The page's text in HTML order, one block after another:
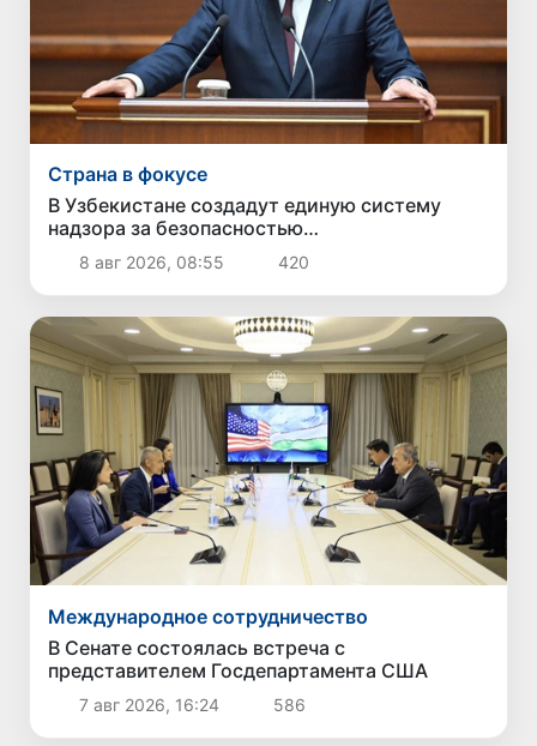
Страна в фокусе
В Узбекистане создадут единую систему
надзора за безопасностью
непродовольственных товаров
8 авг 2026, 08:55 420
Международное сотрудничество
В Сенате состоялась встреча с
представителем Госдепартамента США
7 авг 2026, 16:24 586